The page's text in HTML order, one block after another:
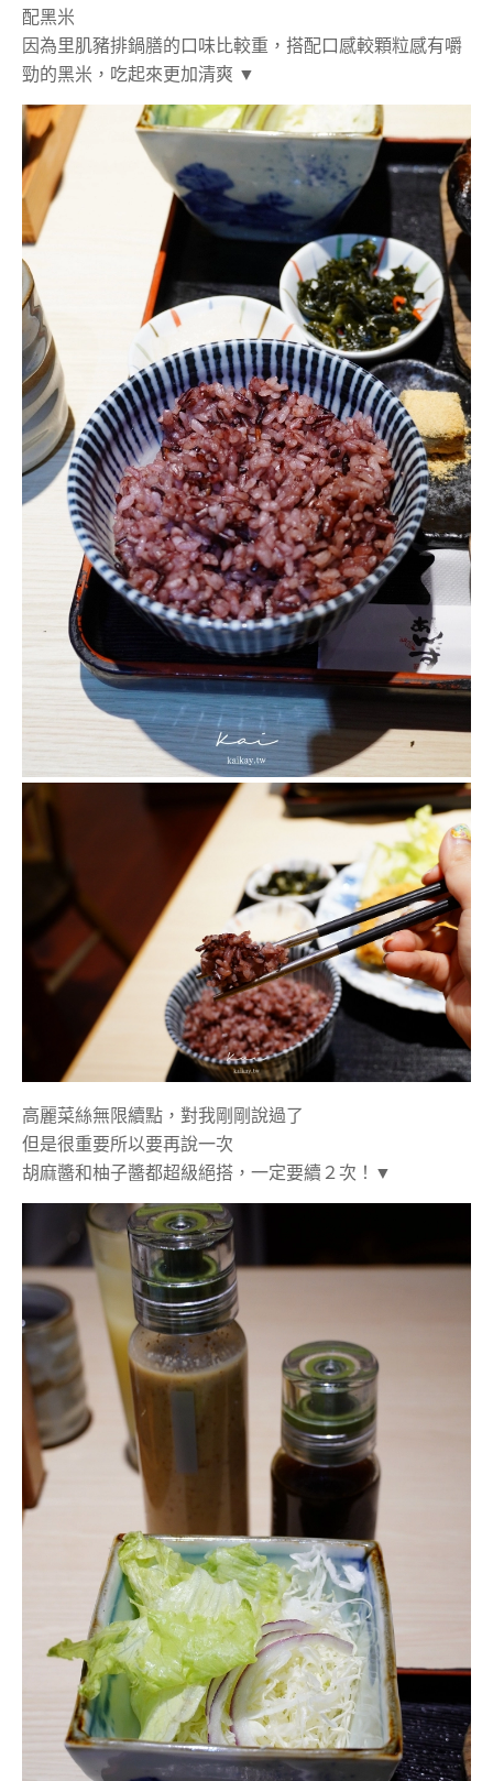
配黑米
因為里肌豬排鍋膳的口味比較重，搭配口感較顆粒感有嚼
勁的黑米，吃起來更加清爽 ▼
高麗菜絲無限續點，對我剛剛說過了
但是很重要所以要再說一次
胡麻醬和柚子醬都超級絕搭，一定要續２次！▼